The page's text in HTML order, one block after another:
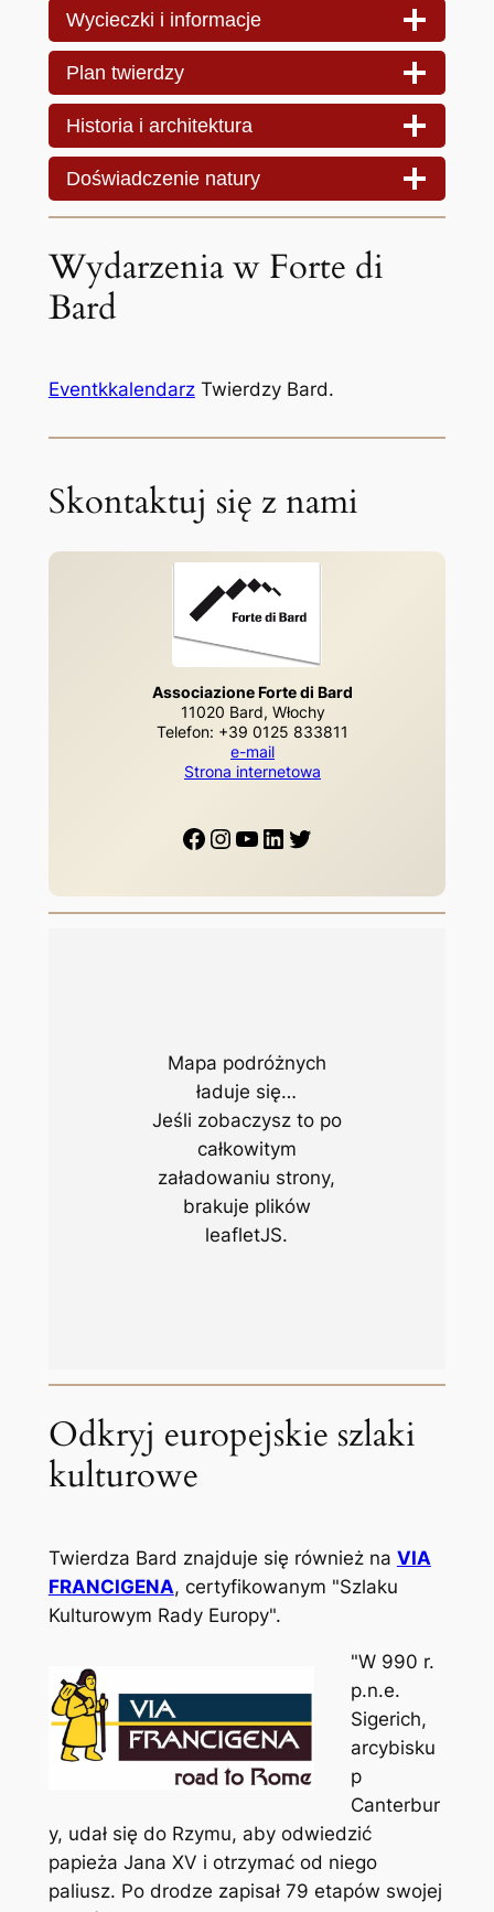
Wycieczki i informacje
Plan twierdzy
Historia i architektura
Doświadczenie natury
Wydarzenia w Forte di
Bard
EventkkalendarzTwierdzy Bard.
Skontaktuj się z nami
Associazione Forte di Bard
11020 Bard, Włochy
Telefon: +39 0125 833811
e-mail
Strona internetowa
Facebook Instagram YouTube LinkedIn Twitter
Mapa podróżnych
ładuje się…
Jeśli zobaczysz to po
całkowitym
załadowaniu strony,
brakuje plików
leafletJS.
Odkryj europejskie szlaki
kulturowe
Twierdza Bard znajduje się również na VIA
FRANCIGENA, certyfikowanym "Szlaku
Kulturowym Rady Europy".
"W 990 r.
p.n.e.
Sigerich,
arcybisku
p
Canterbur
y, udał się do Rzymu, aby odwiedzić
papieża Jana XV i otrzymać od niego
paliusz. Po drodze zapisał 79 etapów swojej